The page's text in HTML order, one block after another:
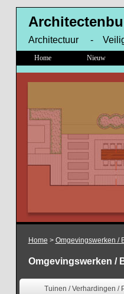
Architectuur -
Home Nieuw
Home > Omgevingswerken /
Omgevingswerken /
Tuinen / Verhardingen /